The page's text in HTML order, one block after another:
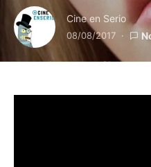
Cine en Serio
08/08/2017